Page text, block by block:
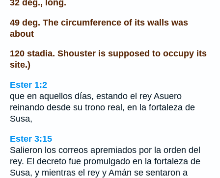
32 deg., long.
49 deg. The circumference of its walls was
about
120 stadia. Shouster is supposed to occupy its
site.)
Ester 1:2
que en aquellos días, estando el rey Asuero
reinando desde su trono real, en la fortaleza de
Susa,
Ester 3:15
Salieron los correos apremiados por la orden del
rey. El decreto fue promulgado en la fortaleza de
Susa, y mientras el rey y Amán se sentaron a